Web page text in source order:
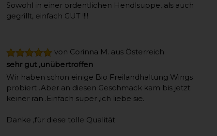
Sowohl in einer ordentlichen Hendlsuppe, als auch
gegrillt, einfach GUT !!!!
von Corinna M. aus Österreich
sehr gut ,unübertroffen
Wir haben schon einige Bio Freilandhaltung Wings
probiert .Aber an diesen Geschmack kam bis jetzt
keiner ran .Einfach super ,ich liebe sie.
Danke ,für diese tolle Qualität